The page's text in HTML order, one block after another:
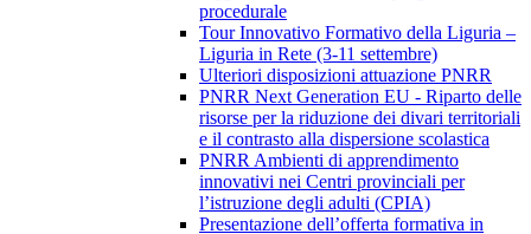
procedurale
Tour Innovativo Formativo della Liguria –
Liguria in Rete (3-11 settembre)
Ulteriori disposizioni attuazione PNRR
PNRR Next Generation EU - Riparto delle
risorse per la riduzione dei divari territoriali
e il contrasto alla dispersione scolastica
PNRR Ambienti di apprendimento
innovativi nei Centri provinciali per
l’istruzione degli adulti (CPIA)
Presentazione dell’offerta formativa in